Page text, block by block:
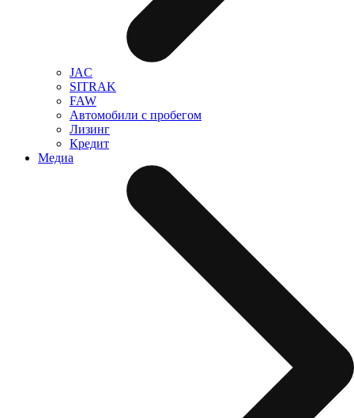
JAC
SITRAK
FAW
Автомобили с пробегом
Лизинг
Кредит
Медиа